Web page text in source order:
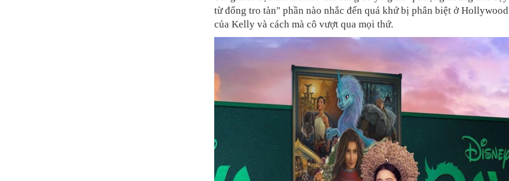
từ đống tro tàn" phần nào nhắc đến quá khứ bị phân biệt ở Hollywood
của Kelly và cách mà cô vượt qua mọi thứ.